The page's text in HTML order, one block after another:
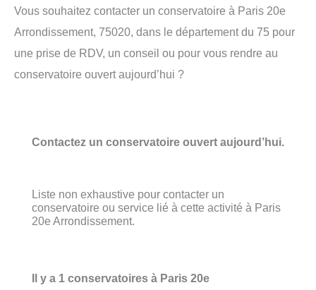
Vous souhaitez contacter un conservatoire à Paris 20e
Arrondissement, 75020, dans le département du 75 pour
une prise de RDV, un conseil ou pour vous rendre au
conservatoire ouvert aujourd’hui ?
Contactez un conservatoire ouvert aujourd’hui.
Liste non exhaustive pour contacter un
conservatoire ou service lié à cette activité à Paris
20e Arrondissement.
Il y a 1 conservatoires à Paris 20e